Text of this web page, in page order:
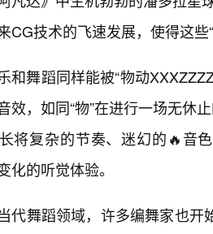
CG技术的飞速发展，使得这
和舞蹈同样能被“物动
效，如同“物”在进行一场无休
将复杂的节奏、迷幻的🔥音
化的听觉体验。
代舞蹈领域，许多编舞家也开